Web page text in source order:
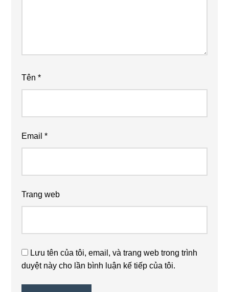
Tên*
Email*
Trang web
Lưu tên của tôi, email, và trang web trong trình
duyệt này cho lần bình luận kế tiếp của tôi.